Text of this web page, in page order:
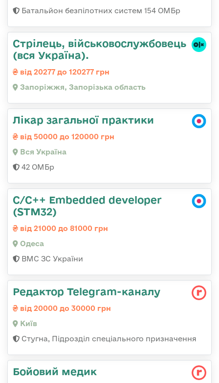
Батальйон безпілотних систем 154 ОМБр
Стрілець, військовослужбовець
(вся Україна).
від 20277 до 120277 грн
Запоріжжя, Запорізька область
Лікар загальної практики
від 50000 до 120000 грн
Вся Україна
42 ОМБр
C/C++ Embedded developer
(STM32)
від 21000 до 81000 грн
Одеса
ВМС ЗС України
Редактор Telegram-каналу
від 20000 до 30000 грн
Київ
Стугна, Підрозділ спеціального призначення
Бойовий медик